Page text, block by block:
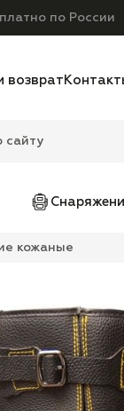
по России
возврат
кожаные